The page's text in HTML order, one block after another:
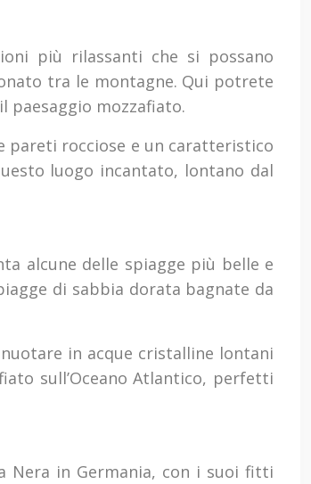
più rilassanti che si possano
tra le montagne. Qui potrete
paesaggio mozzafiato.
pareti rocciose e un caratteristico
luogo incantato, lontano dal
alcune delle spiagge più belle e
di sabbia dorata bagnate da
in acque cristalline lontani
sull’Oceano Atlantico, perfetti
Nera in Germania, con i suoi fitti